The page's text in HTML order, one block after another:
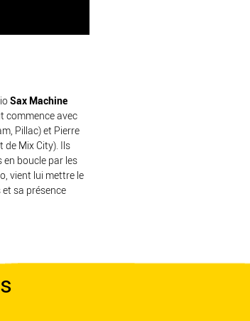
Sax Machine
commence avec
Pillac) et Pierre
de Mix City). Ils
boucle par les
vient lui mettre le
sa présence